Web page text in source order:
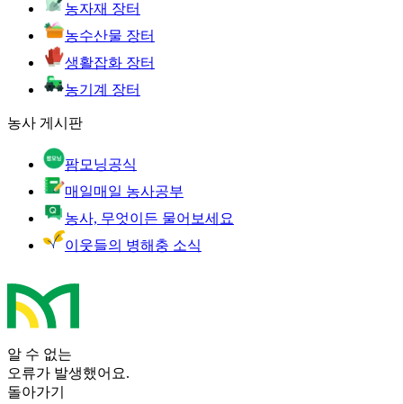
농자재 장터
농수산물 장터
생활잡화 장터
농기계 장터
농사 게시판
팜모닝공식
매일매일 농사공부
농사, 무엇이든 물어보세요
이웃들의 병해충 소식
알 수 없는
오류가 발생했어요.
돌아가기